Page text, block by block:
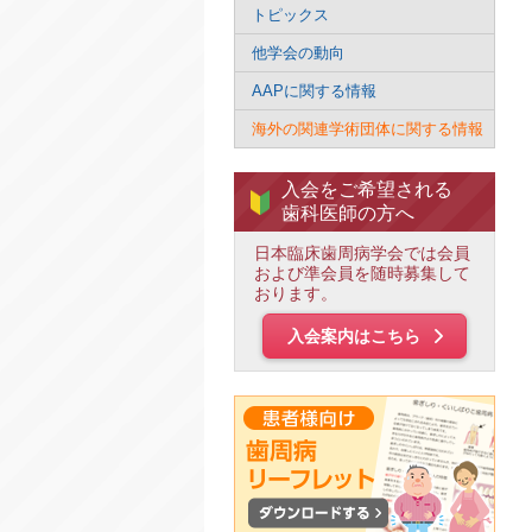
トピックス
他学会の動向
AAPに関する情報
海外の関連学術団体に関する情報
入会をご希望される
歯科医師の方へ
日本臨床歯周病学会では会員
および準会員を随時募集して
おります。
入会案内はこちら